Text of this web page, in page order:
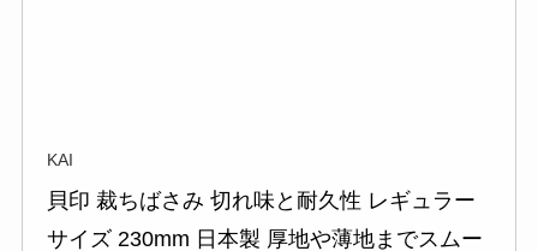
KAI
貝印 裁ちばさみ 切れ味と耐久性 レギュラー
サイズ 230mm 日本製 厚地や薄地までスムー